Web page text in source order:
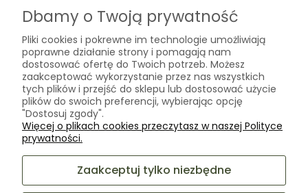
Laboratorium Zielarza Sp. z
o.o.
ul. Kopernika 10A
05-825 Grodzisk Mazowiecki
sklep@laboratoriumzielarza.pl
O nas
Kontakt
Biogram Henryk Różański
Blog
O firmie
Dbamy o Twoją prywatność
Pliki cookies i pokrewne im technologie umożliwiają
poprawne działanie strony i pomagają nam
dostosować ofertę do Twoich potrzeb. Możesz
zaakceptować wykorzystanie przez nas wszystkich
tych plików i przejść do sklepu lub dostosować użycie
plików do swoich preferencji, wybierając opcję
"Dostosuj zgody".
Więcej o plikach cookies przeczytasz w naszej Polityce
prywatności.
Zaakceptuj tylko niezbędne